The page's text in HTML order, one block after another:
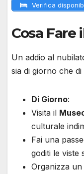
Verifica
Cosa Fare
Un addio al
sia di giorno che di
Di Giorno:
Visita il
culturale
Fai una
goditi le viste
Organizza un